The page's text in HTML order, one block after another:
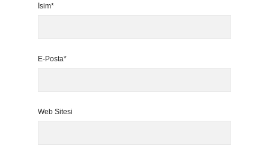
İsim*
E-Posta*
Web Sitesi